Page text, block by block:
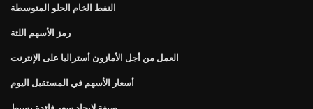
النفط الخام الحلو المتوسطة
رمز الأسهم اللثة
العمل من أجل الأمازون أستراليا على الإنترنت
أسعار الأسهم في المستقبل اليوم